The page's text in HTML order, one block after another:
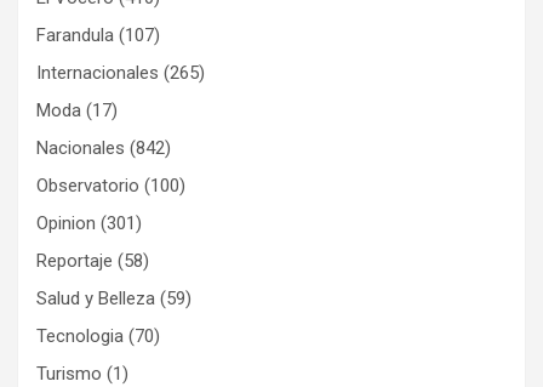
Farandula (107)
Internacionales (265)
Moda (17)
Nacionales (842)
Observatorio (100)
Opinion (301)
Reportaje (58)
Salud y Belleza (59)
Tecnologia (70)
Turismo (1)